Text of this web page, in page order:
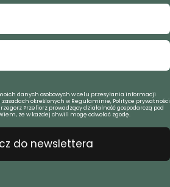
danych osobowych w celu przesyłania informacji
określonych w Regulaminie, Polityce prywatności
Przeliorz prowadzący działalność gospodarczą pod
że w każdej chwili mogę odwołać zgodę.
do newslettera